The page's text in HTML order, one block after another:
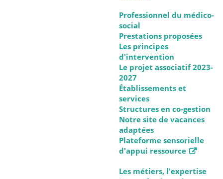
Professionnel du médico-
social
Prestations proposées
Les principes
d'intervention
Le projet associatif 2023-
2027
Établissements et
services
Structures en co-gestion
Notre site de vacances
adaptées
Plateforme sensorielle
d'appui ressource
Les métiers, l'expertise